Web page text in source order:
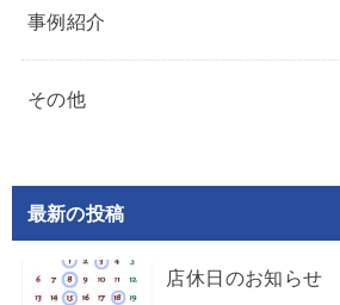
事例紹介
その他
最新の投稿
店休日のお知らせ